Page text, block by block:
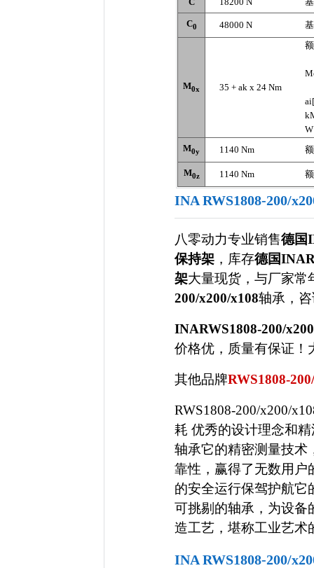
C0 48000 N
M0x 35 + ak x 24 Nm
M0y 1140 Nm
M0z 1140 Nm
INA RWS1808-200/
八零动力专业销售德国
保持架 ，库存德国
架大量现货，与厂家常
200/x200/x108轴承，
INARWS1808-200/
价格优，质量有保证！
其他品牌RWS1808-
RWS1808-200/x200/
耗 优秀的设计理念和
轴承它的精密测量技术
靠性，赢得了无数用户
的安全运行保驾护航它
可挑剔的轴承，为设备
造工艺，堪称工业艺术
INA RWS1808-200/